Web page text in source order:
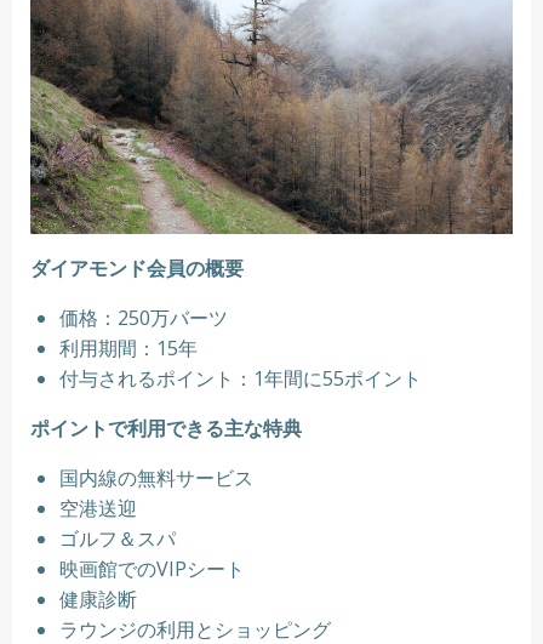
ダイアモンド会員の概要
価格：250万バーツ
利用期間：15年
付与されるポイント：1年間に55ポイント
ポイントで利用できる主な特典
国内線の無料サービス
空港送迎
ゴルフ＆スパ
映画館でのVIPシート
健康診断
ラウンジの利用とショッピング